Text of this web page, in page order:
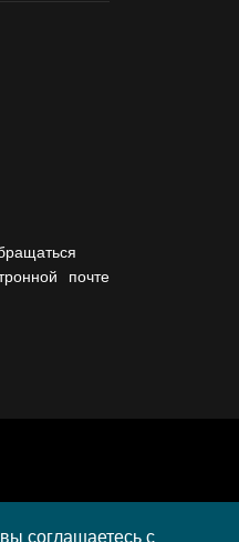
почте
соглашаетесь с